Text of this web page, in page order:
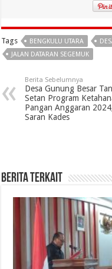
Tags BENGKULU UTARA
JALAN DATARAN SEGEMUK
Berita Sebelumnya
Desa Gunung Besar
Setan Program
Pangan Anggaran
Saran Kades
Berita Terkait